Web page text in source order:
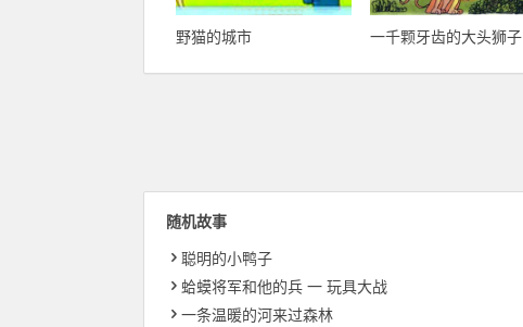
野猫的城市 一千颗牙齿的大头狮子
随机故事
聪明的小鸭子
蛤蟆将军和他的兵 一 玩具大战
一条温暖的河来过森林